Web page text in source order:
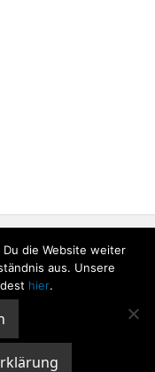
die Website weiter
aus. Unsere
hier.